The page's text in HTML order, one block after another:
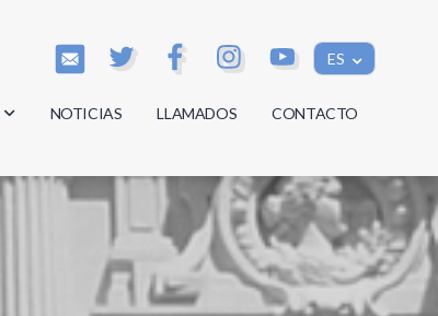
ES
NOTICIAS LLAMADOS CONTACTO